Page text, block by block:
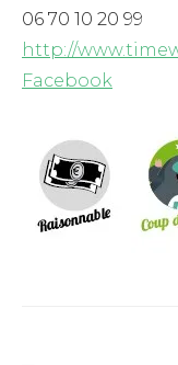
06 70 10 20 99
http://
Facebook